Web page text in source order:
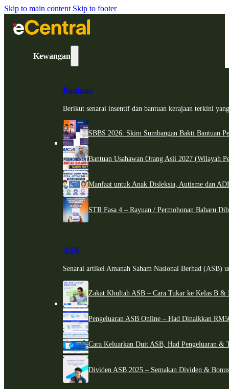
Skip to main content Skip to footer
Kewangan
Bantuan
Berikut senarai insentif dan bantuan kerajaan terkini
SBBS 2026: Skim Sumbangan Bakti Bantuan
Bantuan Usahawan Orang Asli 2027 (Wilayah
Manfaat untuk Anak Disleksia, Autisme dan
STR Fasa 4 – Rayuan / Permohonan Baharu
ASB
Senarai artikel Amanah Saham Nasional Berhad (ASB)
Zakat Khultah ASB – Cara Tukar ke Kelas B &
Pengeluaran ASB Online – Had Dinaikkan
Cara Keluarkan Duit ASB, Had Pengeluaran &
Dividen ASB 2025 – Semakan Dividen &